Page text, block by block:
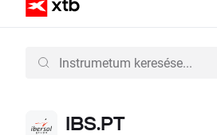
IBS.PT